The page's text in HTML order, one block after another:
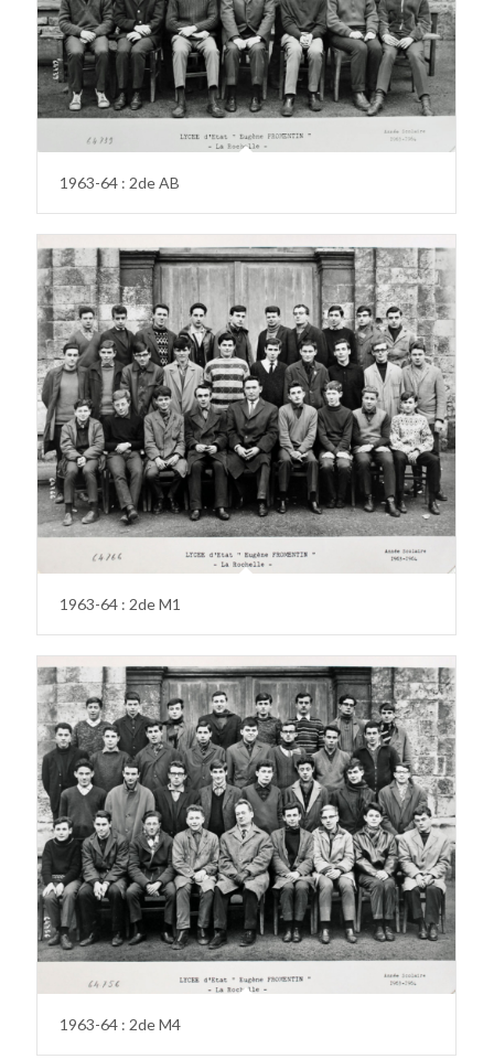
1963-64 : 2de AB
1963-64 : 2de M1
1963-64 : 2de M4